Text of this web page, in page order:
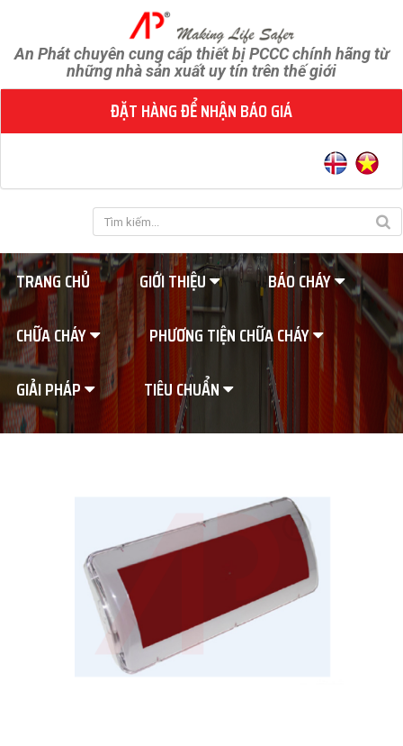
An Phát chuyên cung cấp thiết bị PCCC chính hãng từ
những nhà sản xuất uy tín trên thế giới
ĐẶT HÀNG ĐỂ NHẬN BÁO GIÁ
TRANG CHỦ GIỚI THIỆU
BÁO CHÁY
CHỮA CHÁY
PHƯƠNG TIỆN CHỮA CHÁY
GIẢI PHÁP
TIÊU CHUẨN